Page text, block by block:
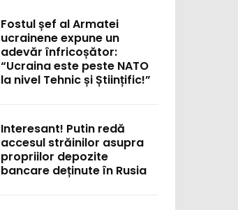
Fostul șef al Armatei
ucrainene expune un
adevăr înfricoșător:
“Ucraina este peste NATO
la nivel Tehnic și Științific!”
Interesant! Putin redă
accesul străinilor asupra
propriilor depozite
bancare deținute în Rusia